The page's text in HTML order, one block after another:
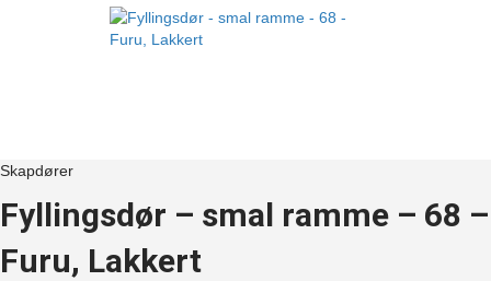
Skapdører
Fyllingsdør – smal ramme – 68 –
Furu, Lakkert